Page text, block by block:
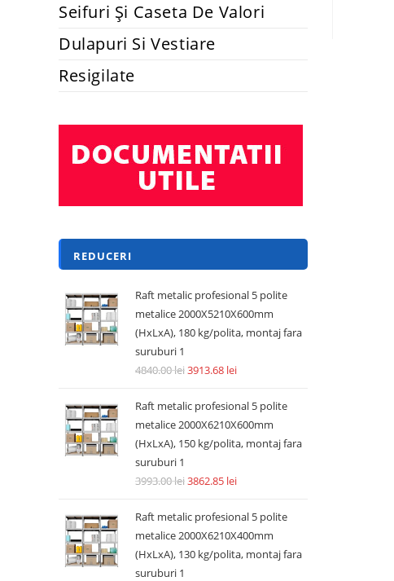
Seifuri Și Caseta De Valori
Dulapuri Si Vestiare
Resigilate
REDUCERI
Raft metalic profesional 5 polite
metalice 2000X5210X600mm
(HxLxA), 180 kg/polita, montaj fara
suruburi 1
4840.00lei3913.68 lei
Raft metalic profesional 5 polite
metalice 2000X6210X600mm
(HxLxA), 150 kg/polita, montaj fara
suruburi 1
3993.00lei3862.85 lei
Raft metalic profesional 5 polite
metalice 2000X6210X400mm
(HxLxA), 130 kg/polita, montaj fara
suruburi 1